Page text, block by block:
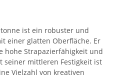
ist ein robuster und
einer glatten Oberfläche. Er
hohe Strapazierfähigkeit und
seiner mittleren Festigkeit ist
Vielzahl von kreativen